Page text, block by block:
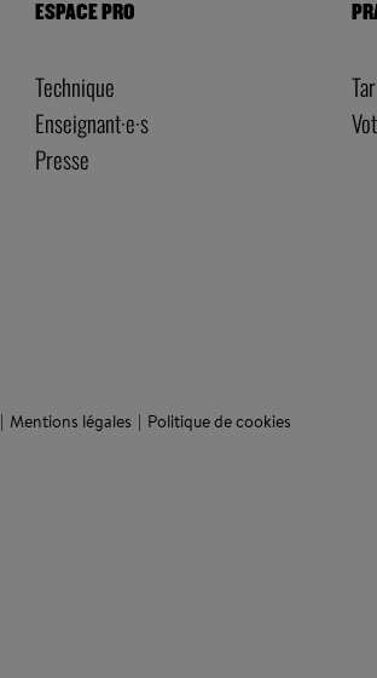
ESPACE PRO
Technique
Enseignant·e·s
Presse
Mentions légales Politique de cookies